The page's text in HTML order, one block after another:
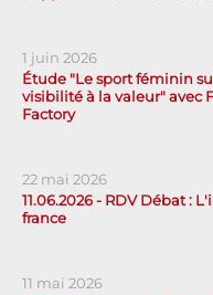
1 juin 2026
Étude "Le sport féminin
visibilité à la valeur" avec
Factory
22 mai 2026
11.06.2026 - RDV Débat :
france
11 mai 2026